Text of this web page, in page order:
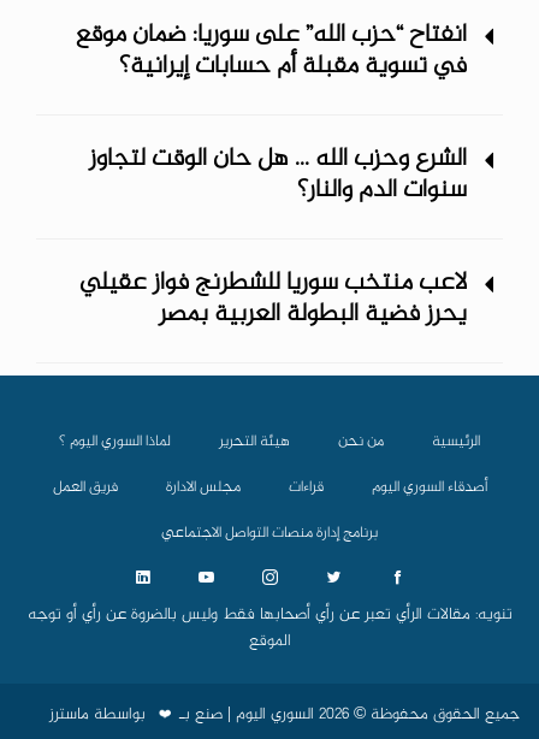
انفتاح “حزب الله” على سوريا: ضمان موقع
في تسوية مقبلة أم حسابات إيرانية؟
الشرع وحزب الله ... هل حان الوقت لتجاوز
سنوات الدم والنار؟
لاعب منتخب سوريا للشطرنج فواز عقيلي
يحرز فضية البطولة العربية بمصر
الرئيسية من نحن هيئة التحرير
لماذا السوري اليوم ؟
أصدقاء السوري اليوم
قراءات مجلس الادارة
فريق العمل
برنامج إدارة منصات التواصل الاجتماعي
تنويه: مقالات الرأي تعبر عن رأي أصحابها فقط وليس بالضروة عن رأي أو توجه
الموقع
جميع الحقوق محفوظة © 2026 السوري اليوم | صنع بـ ❤️ بواسطة ماسترز